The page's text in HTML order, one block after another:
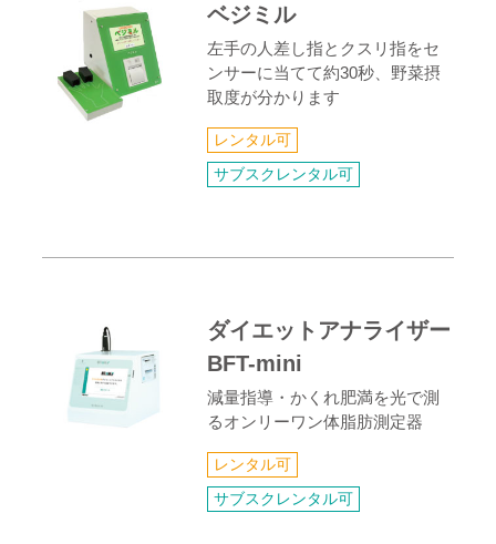
ベジミル
左手の人差し指とクスリ指をセ
ンサーに当てて約30秒、野菜摂
取度が分かります
レンタル可
サブスクレンタル可
ダイエットアナライザー
BFT-mini
減量指導・かくれ肥満を光で測
るオンリーワン体脂肪測定器
レンタル可
サブスクレンタル可